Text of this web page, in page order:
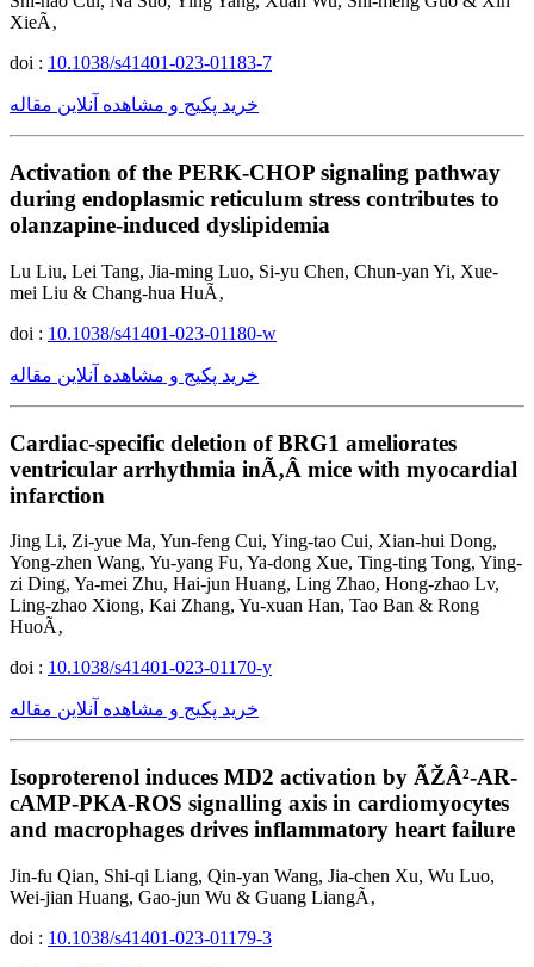
XieÃ‚
doi : 10.1038/s41401-023-01183-7
خرید پکیج و مشاهده آنلاین مقاله
Activation of the PERK-CHOP signaling pathway
during endoplasmic reticulum stress contributes to
olanzapine-induced dyslipidemia
Lu Liu, Lei Tang, Jia-ming Luo, Si-yu Chen, Chun-yan Yi, Xue-
mei Liu & Chang-hua HuÃ‚
doi : 10.1038/s41401-023-01180-w
خرید پکیج و مشاهده آنلاین مقاله
Cardiac-specific deletion of BRG1 ameliorates
ventricular arrhythmia inÃ‚Â mice with myocardial
infarction
Jing Li, Zi-yue Ma, Yun-feng Cui, Ying-tao Cui, Xian-hui Dong,
Yong-zhen Wang, Yu-yang Fu, Ya-dong Xue, Ting-ting Tong, Ying-
zi Ding, Ya-mei Zhu, Hai-jun Huang, Ling Zhao, Hong-zhao Lv,
Ling-zhao Xiong, Kai Zhang, Yu-xuan Han, Tao Ban & Rong
HuoÃ‚
doi : 10.1038/s41401-023-01170-y
خرید پکیج و مشاهده آنلاین مقاله
Isoproterenol induces MD2 activation by ÃŽÂ²-AR-
cAMP-PKA-ROS signalling axis in cardiomyocytes
and macrophages drives inflammatory heart failure
Jin-fu Qian, Shi-qi Liang, Qin-yan Wang, Jia-chen Xu, Wu Luo,
Wei-jian Huang, Gao-jun Wu & Guang LiangÃ‚
doi : 10.1038/s41401-023-01179-3